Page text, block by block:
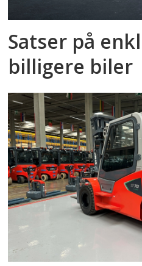
Satser på
billigere biler